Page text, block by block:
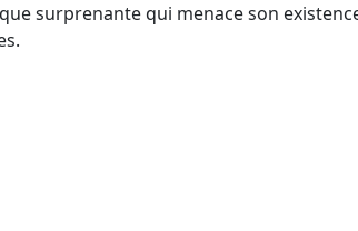
surprenante qui menace son